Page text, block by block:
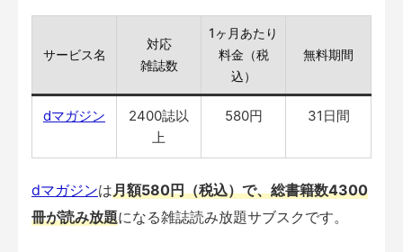
サービス名
対応
雑誌数
1ヶ月あたり
料金（税
込）
無料期間
dマガジン
2400誌以
上
580円 31日間
dマガジンは月額580円（税込）で、総書籍数4300
冊が読み放題になる雑誌読み放題サブスクです。